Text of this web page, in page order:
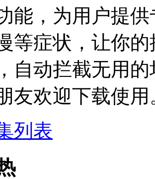
能，为用户提
等症状，让你
自动拦截无用
友欢迎下载使
列表